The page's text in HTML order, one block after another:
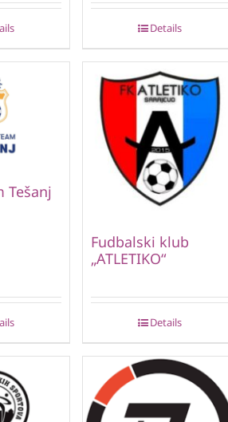
Details
Tešanj
Fudbalski klub
„ATLETIKO“
Details